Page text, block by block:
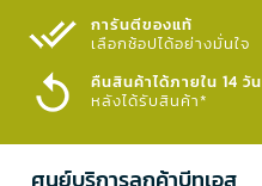
การันตีของแท้
เลือกช้อปได้อย่างมั่นใจ​
คืนสินค้าได้ภายใน 14 วัน
หลังได้รับสินค้า*
ศูนย์บริการลูกค้าบีทูเอส